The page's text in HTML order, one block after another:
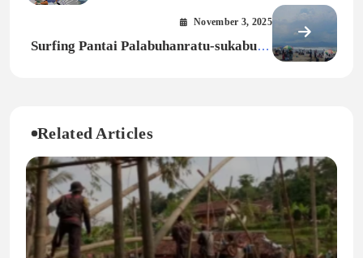
November 3, 2025
Surfing Pantai Palabuhanratu-sukabumi
Related Articles